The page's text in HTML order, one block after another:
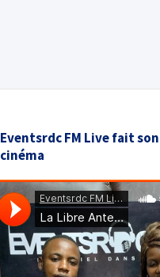
Eventsrdc FM Live fait son
cinéma